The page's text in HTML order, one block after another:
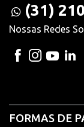
(31)
Nossas Redes
FORMAS DE